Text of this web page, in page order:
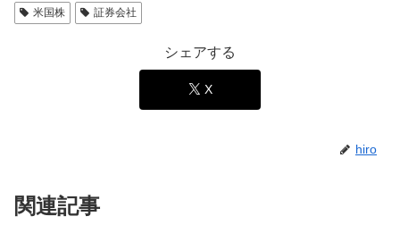
米国株
証券会社
シェアする
X
hiro
関連記事